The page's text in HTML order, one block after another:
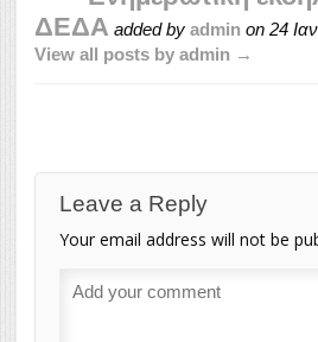
ΔΕΔΑ added by admin on 24
View all posts by admin →
Leave a Reply
Your email address will not be